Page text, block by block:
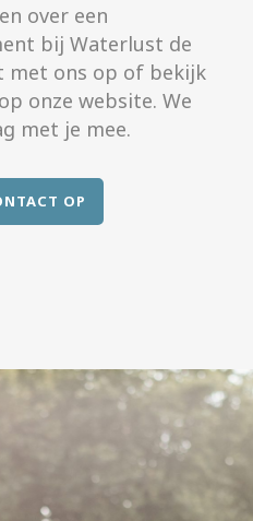
over een
bij Waterlust de
met ons op of bekijk
onze website. We
met je mee.
OP